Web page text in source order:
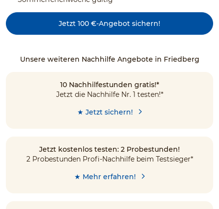
Jetzt 100 €-Angebot sichern!
Unsere weiteren Nachhilfe Angebote in Friedberg
10 Nachhilfestunden gratis!*
Jetzt die Nachhilfe Nr. 1 testen!*
★ Jetzt sichern!
Jetzt kostenlos testen: 2 Probestunden!
2 Probestunden Profi-Nachhilfe beim Testsieger*
★ Mehr erfahren!